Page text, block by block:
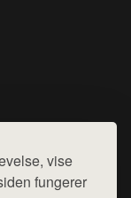
vise
fungerer